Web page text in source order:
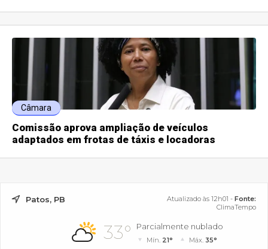
Câmara
Comissão aprova ampliação de veículos
adaptados em frotas de táxis e locadoras
Patos, PB Atualizado às 12h01 - Fonte:
ClimaTempo
33° Parcialmente nublado
Mín. 21° Máx. 35°